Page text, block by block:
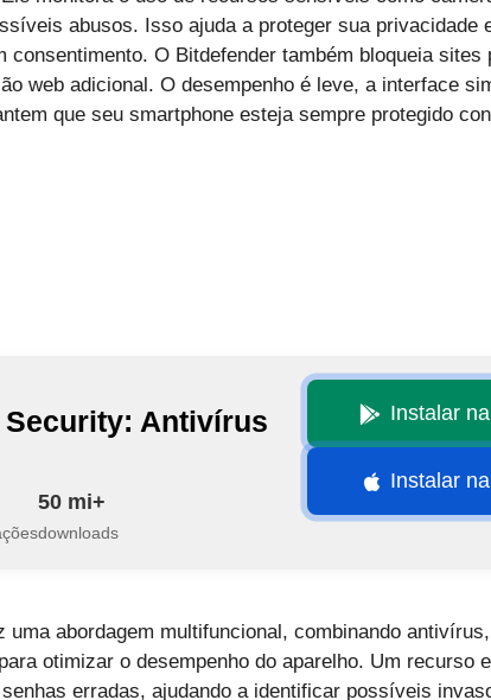
abusos. Isso ajuda a proteger sua privacidade
consentimento. O Bitdefender também bloqueia sites
web adicional. O desempenho é leve, a interface
que seu smartphone esteja sempre protegido
Security: Antivírus
50 mi+
downloads
Instalar
Instalar
abordagem multifuncional, combinando
otimizar o desempenho do aparelho. Um recurso
erradas, ajudando a identificar possíveis